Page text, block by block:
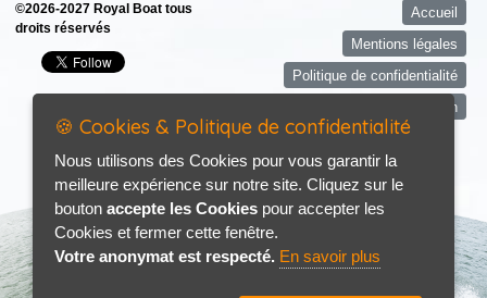
©2026-2027 Royal Boat tous
droits réservés
Accueil
Mentions légales
Politique de confidentialité
Contact / Plan
🍪 Cookies & Politique de confidentialité
Nous utilisons des Cookies pour vous garantir la
meilleure expérience sur notre site. Cliquez sur le
bouton accepte les Cookies pour accepter les
Cookies et fermer cette fenêtre.
Votre anonymat est respecté. En savoir plus